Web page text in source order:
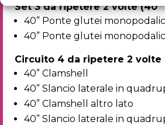
Set 3 da ripetere 2 volte
40” Ponte glutei
40” Ponte glutei
Circuito 4 da ripetere 2 volte
40” Clamshell
40” Slancio laterale in
40” Clamshell altro lato
40” Slancio laterale in